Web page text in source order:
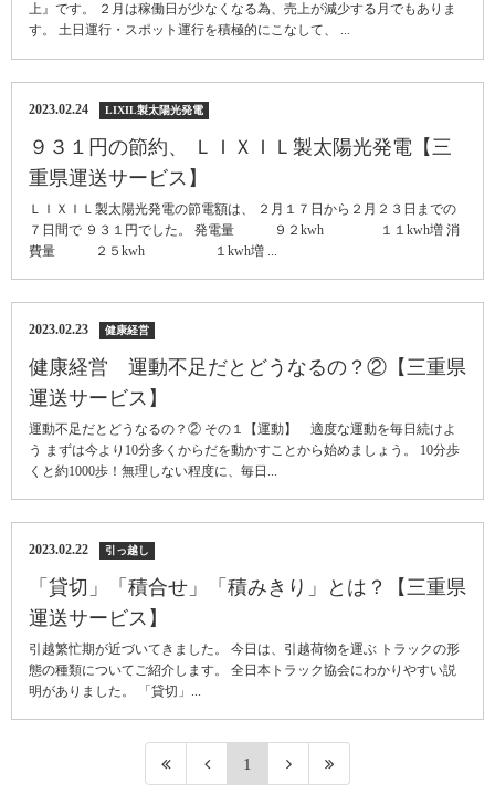
上』です。 ２月は稼働日が少なくなる為、売上が減少する月でもありま
す。 土日運行・スポット運行を積極的にこなして、 ...
2023.02.24 LIXIL製太陽光発電
９３１円の節約、 ＬＩＸＩＬ製太陽光発電【三
重県運送サービス】
ＬＩＸＩＬ製太陽光発電の節電額は、 ２月１７日から２月２３日までの
７日間で ９３１円でした。 発電量 ９２kwh １１kwh増 消
費量 ２５kwh １kwh増 ...
2023.02.23 健康経営
健康経営 運動不足だとどうなるの？②【三重県
運送サービス】
運動不足だとどうなるの？② その１【運動】 適度な運動を毎日続けよ
う まずは今より10分多くからだを動かすことから始めましょう。 10分歩
くと約1000歩！無理しない程度に、毎日...
2023.02.22 引っ越し
「貸切」「積合せ」「積みきり」とは？【三重県
運送サービス】
引越繁忙期が近づいてきました。 今日は、引越荷物を運ぶ トラックの形
態の種類についてご紹介します。 全日本トラック協会にわかりやすい説
明がありました。 「貸切」...
1